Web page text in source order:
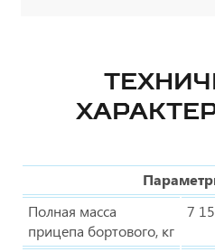
Полная масса
прицепа бортового, кг
7